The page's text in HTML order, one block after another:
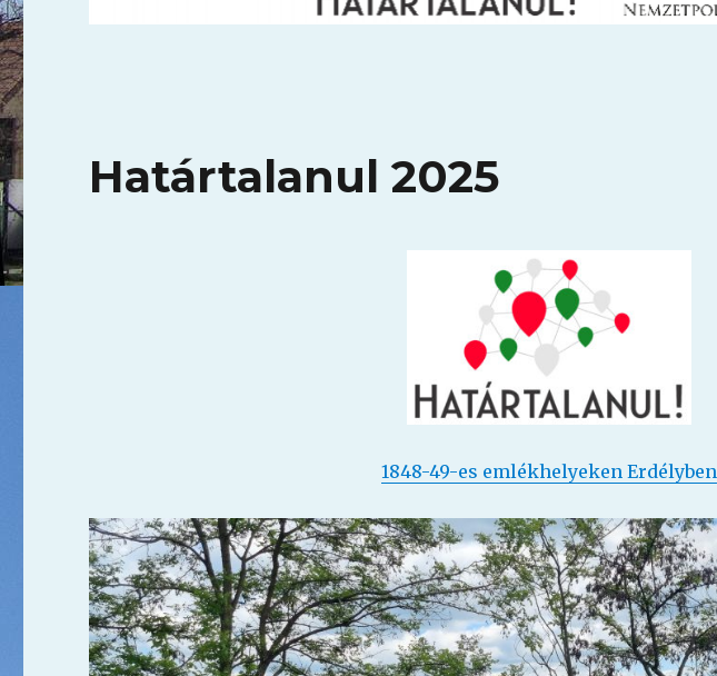
Határtalanul 2025
1848-49-es emlékhelyeken Erdélyben